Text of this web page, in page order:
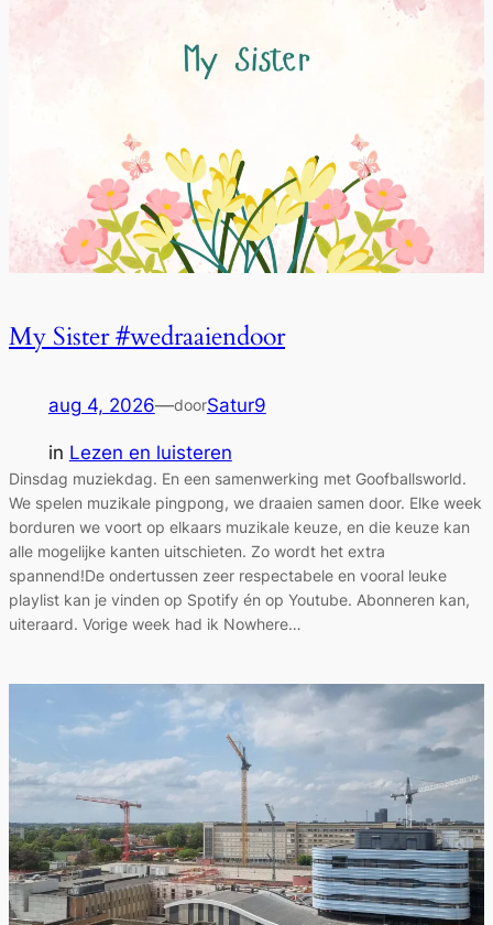
My Sister #wedraaiendoor
aug 4, 2026—doorSatur9
in Lezen en luisteren
Dinsdag muziekdag. En een samenwerking met Goofballsworld.
We spelen muzikale pingpong, we draaien samen door. Elke week
borduren we voort op elkaars muzikale keuze, en die keuze kan
alle mogelijke kanten uitschieten. Zo wordt het extra
spannend!De ondertussen zeer respectabele en vooral leuke
playlist kan je vinden op Spotify én op Youtube. Abonneren kan,
uiteraard. Vorige week had ik Nowhere…